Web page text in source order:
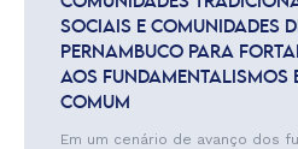
SOCIAIS E COMUNIDADES
PERNAMBUCO PARA
AOS FUNDAMENTALISMOS
COMUM
Em um cenário de avanço dos